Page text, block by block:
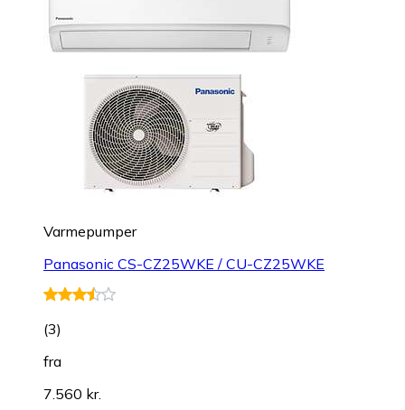
Varmepumper
Panasonic CS-CZ25WKE / CU-CZ25WKE
(3)
fra
7.560 kr.